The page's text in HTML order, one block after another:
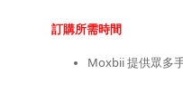
訂購所需時間
Moxbii 提供眾多